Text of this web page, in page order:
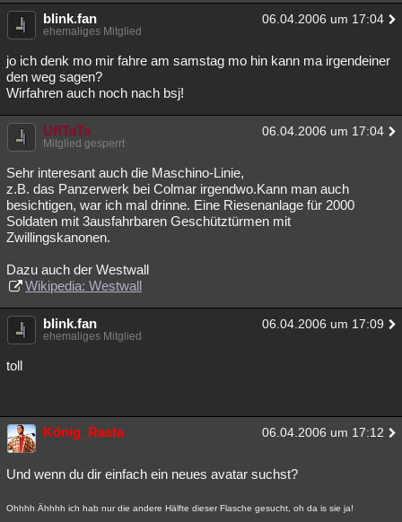
blink.fan 06.04.2006 um 17:04
ehemaliges Mitglied
jo ich denk mo mir fahre am samstag mo hin kann ma irgendeiner
den weg sagen?
Wirfahren auch noch nach bsj!
UffTaTa 06.04.2006 um 17:04
Mitglied gesperrt
Sehr interesant auch die Maschino-Linie,
z.B. das Panzerwerk bei Colmar irgendwo.Kann man auch
besichtigen, war ich mal drinne. Eine Riesenanlage für 2000
Soldaten mit 3ausfahrbaren Geschütztürmen mit
Zwillingskanonen.
Dazu auch der Westwall
Wikipedia: Westwall
blink.fan 06.04.2006 um 17:09
ehemaliges Mitglied
toll
König_Rasta 06.04.2006 um 17:12
Und wenn du dir einfach ein neues avatar suchst?
Ohhhh Ähhhh ich hab nur die andere Hälfte dieser Flasche gesucht, oh da is sie ja!